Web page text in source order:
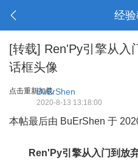
经
[转载] Ren'Py引擎从
话框头像
点击重新加载BuErShen
2020-8-13 13:18:00
本帖最后由 BuErShen 于
Ren'Py引擎从入门到放